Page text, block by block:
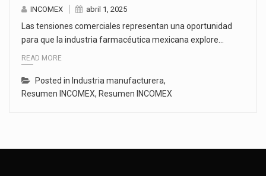
INCOMEX abril 1, 2025
Las tensiones comerciales representan una oportunidad
para que la industria farmacéutica mexicana explore…
READ MORE
Posted in Industria manufacturera,
Resumen INCOMEX, Resumen INCOMEX